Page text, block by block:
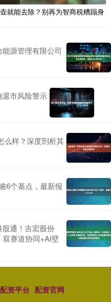
就能去除？别再为智商税糟蹋身
源管理有限公司
市风险警示
么样？深度剖析其
6个基点，最新报
通！吉宏股份
双赛道协同+AI壁
配资平台 配资官网